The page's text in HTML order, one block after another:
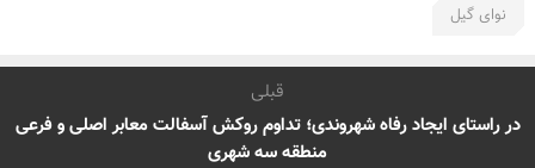
نوای گیل
قبلی
در راستای ایجاد رفاه شهروندی؛ تداوم روکش آسفالت معابر اصلی و فرعی
منطقه سه شهری